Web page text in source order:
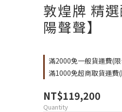
敦煌牌 精
陽聲聲】
滿2000免一般貨運費(
滿1000免超商取貨運
NT$119,200
Quantity